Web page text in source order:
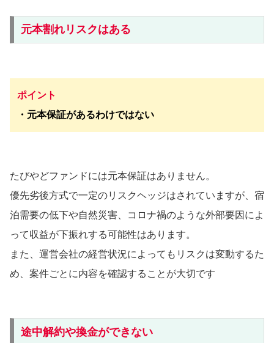
元本割れリスクはある
ポイント
・元本保証があるわけではない
たびやどファンドには元本保証はありません。
優先劣後方式で一定のリスクヘッジはされていますが、宿
泊需要の低下や自然災害、コロナ禍のような外部要因によ
って収益が下振れする可能性はあります。
また、運営会社の経営状況によってもリスクは変動するた
め、案件ごとに内容を確認することが大切です
途中解約や換金ができない